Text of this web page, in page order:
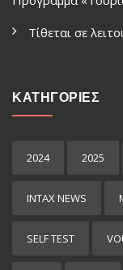
Τίθεται σε
ΚΑΤΗΓΟΡΙΕΣ
2024 2025
INTAX NEWS
SELF TEST